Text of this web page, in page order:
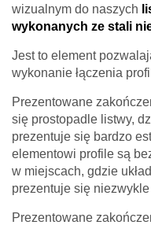
wizualnym do naszych
wykonanych ze stali
Jest to element
wykonanie łączenia
Prezentowane
się prostopadle listwy,
prezentuje się bardzo
elementowi profile są
w miejscach, gdzie
prezentuje się
Prezentowane
Twoje imię *